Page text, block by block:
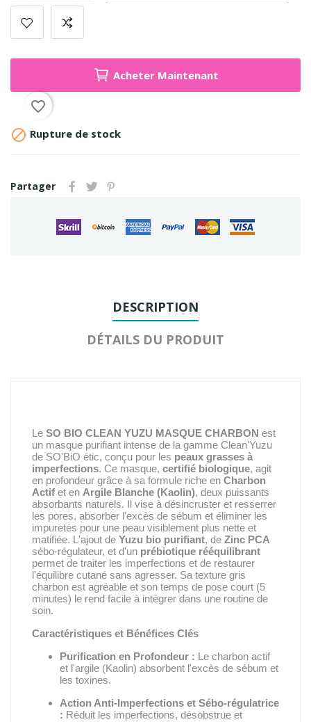
Acheter Maintenant
favorite_border
 Rupture de stock
Partager
DESCRIPTION
DÉTAILS DU PRODUIT
Le SO BIO CLEAN YUZU MASQUE CHARBON est
un masque purifiant intense de la gamme Clean'Yuzu
de SO'BiO étic, conçu pour les peaux grasses à
imperfections. Ce masque, certifié biologique, agit
en profondeur grâce à sa formule riche en Charbon
Actif et en Argile Blanche (Kaolin), deux puissants
absorbants naturels. Il vise à désincruster et resserrer
les pores, absorber l'excès de sébum et éliminer les
impuretés pour une peau visiblement plus nette et
matifiée. L'ajout de Yuzu bio purifiant, de Zinc PCA
sébo-régulateur, et d'un prébiotique rééquilibrant
permet de traiter les imperfections et de restaurer
l'équilibre cutané sans agresser. Sa texture gris
charbon est agréable et son temps de pose court (5
minutes) le rend facile à intégrer dans une routine de
soin.
Caractéristiques et Bénéfices Clés
Purification en Profondeur : Le charbon actif
et l'argile (Kaolin) absorbent l'excès de sébum et
les toxines.
Action Anti-Imperfections et Sébo-régulatrice
: Réduit les imperfections, désobstrue et